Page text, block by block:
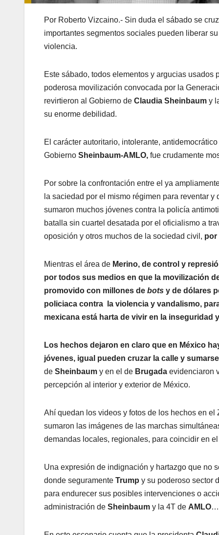
Por Roberto Vizcaino.- Sin duda el sábado se
importantes segmentos sociales pueden liberar
violencia.
Este sábado, todos elementos y argucias
poderosa movilización convocada por la
revirtieron al Gobierno de Claudia Sheinbaum y
su enorme debilidad.
El carácter autoritario, intolerante,
Gobierno Sheinbaum-AMLO, fue crudamente
Por sobre la confrontación entre el ya
la saciedad por el mismo régimen para reventar
sumaron muchos jóvenes contra la policía
batalla sin cuartel desatada por el oficialismo a
oposición y otros muchos de la sociedad civil, por
Mientras el área de Merino, de control y
por todos sus medios en que la movilización
promovido con millones de bots y de dólares
policiaca contra la violencia y vandalismo,
mexicana está harta de vivir en la inseguridad
Los hechos dejaron en claro que en México
jóvenes, igual pueden cruzar la calle y
de Sheinbaum y en el de Brugada evidenciaron
percepción al interior y exterior de México.
Ahí quedan los videos y fotos de los hechos en
sumaron las imágenes de las marchas
demandas locales, regionales, para coincidir en
Una expresión de indignación y hartazgo que no
donde seguramente Trump y su poderoso sector
para endurecer sus posibles intervenciones o
administración de Sheinbaum y la 4T de AMLO…